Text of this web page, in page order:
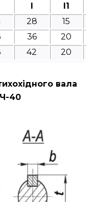
l l1
28 15
36 20
42 20
вала
40